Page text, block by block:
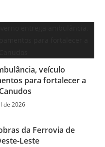
veículo
para fortalecer a
de 2026
da Ferrovia de
Leste